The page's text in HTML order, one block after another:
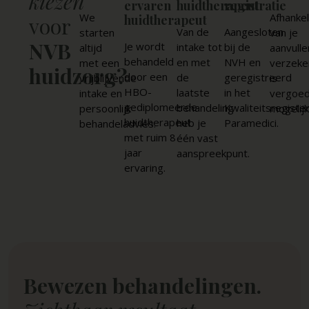
voor
NVB
huidzorg?
We
starten
altijd
met een
vrijblijvende
intake en
persoonlijk
behandeladvies.
ervaren
huidtherapeut
Je wordt
behandeld
door een
HBO-
gediplomeerde
huidtherapeut
met ruim 8
jaar
ervaring.
huidtherapeut
Van de
intake tot
en met
de
laatste
behandeling
heb je
één vast
aanspreekpunt.
registratie
Aangesloten
bij de
NVH en
geregistreerd
in het
Kwaliteitsregister
Paramedici.
van je
is
Bewezen behandelingen.